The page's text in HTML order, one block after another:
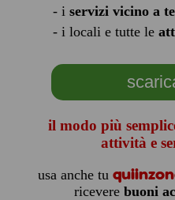
- i servizi vicino a te
- i locali e tutte le
il modo più
attività e
usa anche tu
ricevere buoni